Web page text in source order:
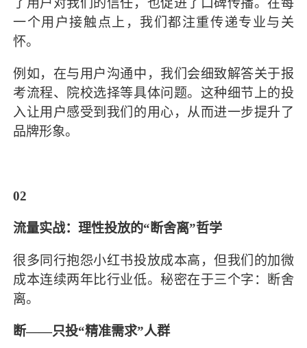
一个用户接触点上，我们都注重传递专业与关
怀。
例如，在与用户沟通中，我们会细致解答关于报
考流程、院校选择等具体问题。这种细节上的投
入让用户感受到我们的用心，从而进一步提升了
品牌形象。
02
流量实战：理性投放的“断舍离”哲学
很多同行抱怨小红书投放成本高，但我们的加微
成本连续两年比行业低。秘密在于三个字：断舍
离。
断——只投“精准需求”人群